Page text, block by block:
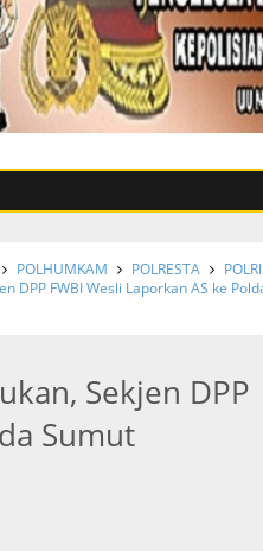
POLHUMKAM POLRESTA
POLRI
DPP FWBI Wesli Laporkan AS ke
Sekjen DPP
Sumut